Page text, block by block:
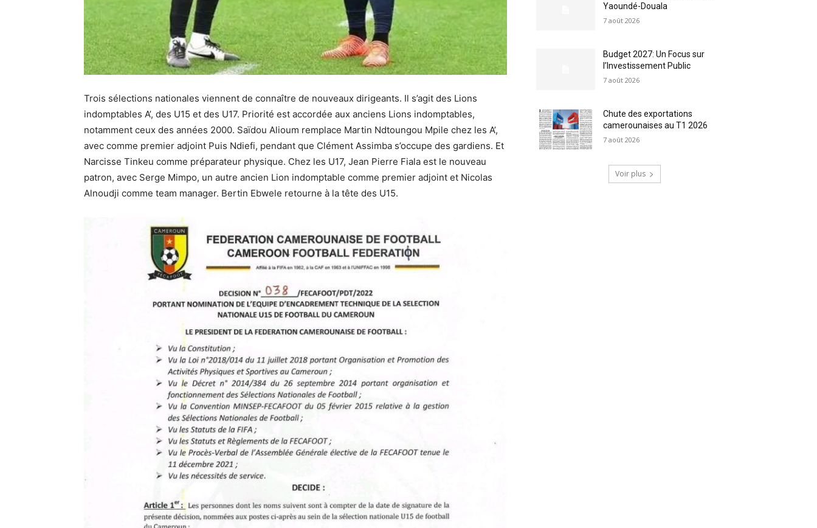
Trois sélections nationales viennent de connaître de nouveaux dirigeants. Il s’agit des Lions
indomptables A’, des U15 et des U17. Priorité est accordée aux anciens Lions indomptables,
notamment ceux des années 2000. Saïdou Alioum remplace Martin Ndtoungou Mpile chez les A’,
avec comme premier adjoint Puis Ndiefi, pendant que Clément Assimba s’occupe des gardiens. Et
Narcisse Tinkeu comme préparateur physique. Chez les U17, Jean Pierre Fiala est le nouveau
patron, avec Serge Mimpo, un autre ancien Lion indomptable comme premier adjoint et Nicolas
Alnoudji comme team manager. Bertin Ebwele retourne à la tête des U15.
Yaoundé-Douala
7 août 2026
Budget 2027: Un Focus sur
l’Investissement Public
7 août 2026
Chute des exportations
camerounaises au T1 2026
7 août 2026
Voir plus